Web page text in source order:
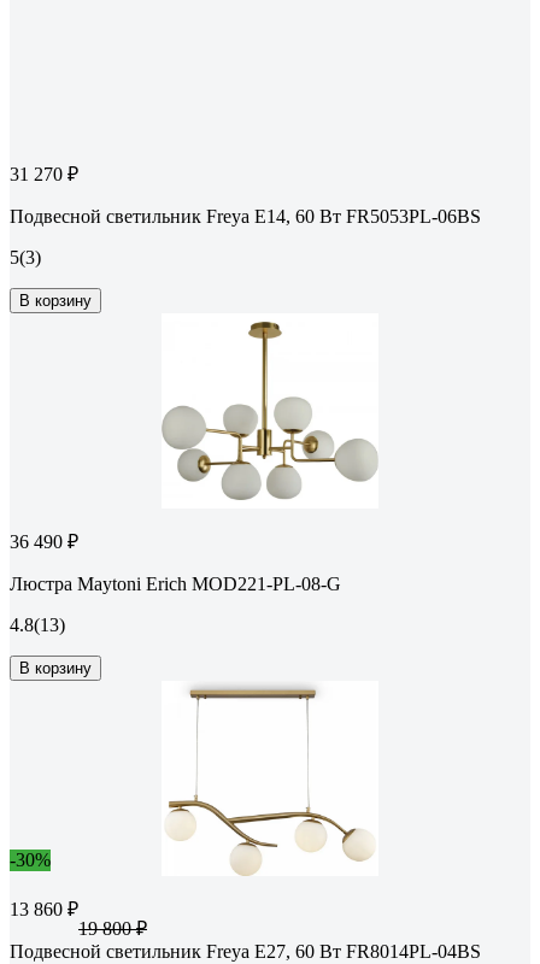
31 270 ₽
Подвесной светильник Freya E14, 60 Вт FR5053PL-06BS
5(3)
В корзину
36 490 ₽
Люстра Maytoni Erich MOD221-PL-08-G
4.8(13)
В корзину
-30%
13 860 ₽
19 800 ₽
Подвесной светильник Freya E27, 60 Вт FR8014PL-04BS